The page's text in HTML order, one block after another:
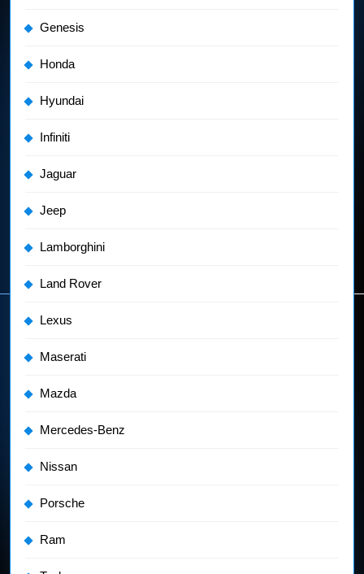
Genesis
Honda
Hyundai
Infiniti
Jaguar
Jeep
Lamborghini
Land Rover
Lexus
Maserati
Mazda
Mercedes-Benz
Nissan
Porsche
Ram